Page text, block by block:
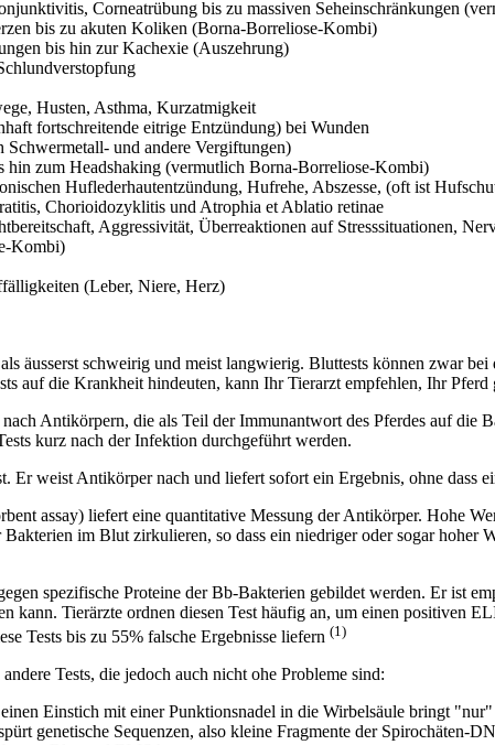
Corneatrübung bis zu massiven Seheinschränkungen
bis zu akuten Koliken (Borna-Borreliose-Kombi)
bis hin zur Kachexie (Auszehrung)
Husten, Asthma, Kurzatmigkeit
fortschreitende eitrige Entzündung) bei Wunden
und andere Vergiftungen)
hin zum Headshaking (vermutlich Borna-Borreliose-Kombi)
Huflederhautentzündung, Hufrehe, Abszesse, (oft ist
Chorioidozyklitis und Atrophia et Ablatio retinae
Aggressivität, Überreaktionen auf Stresssituationen,
Kombi)
(Leber, Niere, Herz)
äusserst schweirig und meist langwierig. Bluttests können zwar
auf die Krankheit hindeuten, kann Ihr Tierarzt empfehlen, Ihr
Antikörpern, die als Teil der Immunantwort des Pferdes auf
kurz nach der Infektion durchgeführt werden.
Er weist Antikörper nach und liefert sofort ein Ergebnis, ohne dass
assay) liefert eine quantitative Messung der Antikörper. Hohe
im Blut zirkulieren, so dass ein niedriger oder sogar
spezifische Proteine der Bb-Bakterien gebildet werden. Er ist
kann. Tierärzte ordnen diesen Test häufig an, um einen positiven
Tests bis zu 55% falsche Ergebnisse liefern (1)
Tests, die jedoch auch nicht ohe Probleme sind:
Einstich mit einer Punktionsnadel in die Wirbelsäule bringt
genetische Sequenzen, also kleine Fragmente der